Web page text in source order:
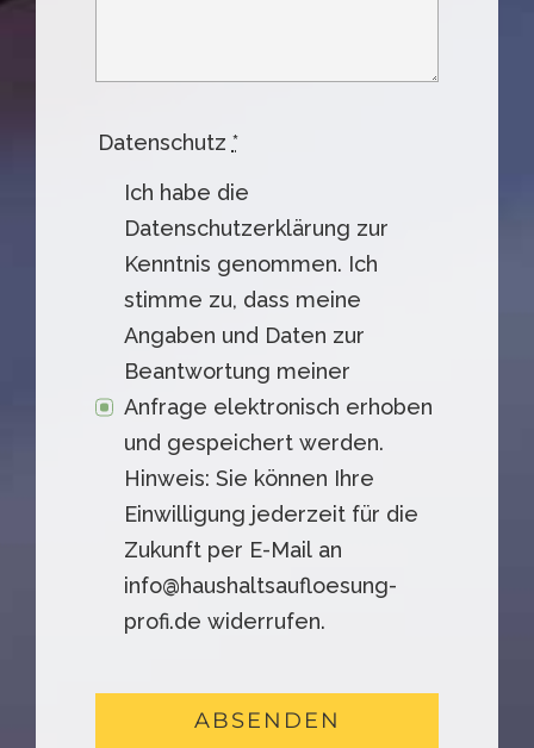
Datenschutz *
Ich habe die
Datenschutzerklärung zur
Kenntnis genommen. Ich
stimme zu, dass meine
Angaben und Daten zur
Beantwortung meiner
Anfrage elektronisch erhoben
und gespeichert werden.
Hinweis: Sie können Ihre
Einwilligung jederzeit für die
Zukunft per E-Mail an
info@haushaltsaufloesung-
profi.de widerrufen.
ABSENDEN